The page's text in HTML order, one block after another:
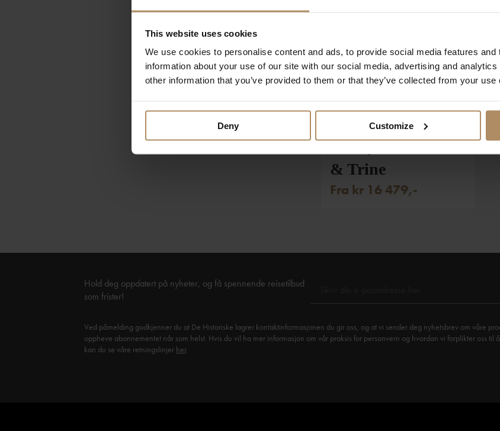
This website uses cookies
We use cookies to personalise content and ads, to provide social media features
information about your use of our site with our social media, advertising and
other information that you’ve provided to them or that they’ve collected from your
Deny Customize
Romantiske
eventyr hos Trasti
& Trine
Fra kr 16 479,-
Hold deg oppdatert på nyheter, og få spennende reisetilbud
som frister!
Ved påmelding godkjenner du at De Historiske lagrer kontaktinformasjonen du gir oss, og at vi sender deg nyhetsbrev om våre
oppheve abonnementet når som helst. Hvis du vil ha mer informasjon om vår praksis for personvern og hvordan vi forplikter oss til
kan du se våre retningslinjer her.